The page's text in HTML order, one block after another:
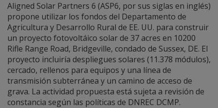
Aligned Solar Partners 6 (ASP6, por sus siglas en inglés)
propone utilizar los fondos del Departamento de
Agricultura y Desarrollo Rural de EE. UU. para construir
un proyecto fotovoltáico solar de 37 acres en 10200
Rifle Range Road, Bridgeville, condado de Sussex, DE. El
proyecto incluiría despliegues solares (11.378 módulos),
cercado, rellenos para equipos y una línea de
transmisión subterránea y un camino de acceso de
grava. La actividad propuesta está sujeta a revisión de
constancia según las políticas de DNREC DCMP.